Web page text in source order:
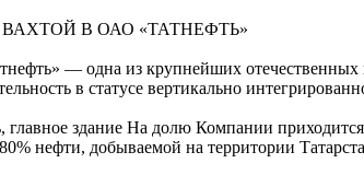
ВАХТОЙ В ОАО «ТАТНЕФТЬ»
— одна из крупнейших
в статусе вертикально
главное здание На долю Компании
нефти, добываемой на территории